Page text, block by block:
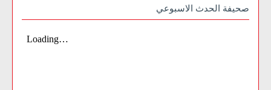
صحيفة الحدث الاسبوعي